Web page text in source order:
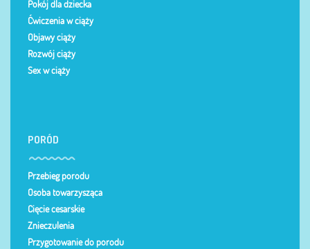
Pokój dla dziecka
Ćwiczenia w ciąży
Objawy ciąży
Rozwój ciąży
Sex w ciąży
PORÓD
Przebieg porodu
Osoba towarzysząca
Cięcie cesarskie
Znieczulenia
Przygotowanie do porodu